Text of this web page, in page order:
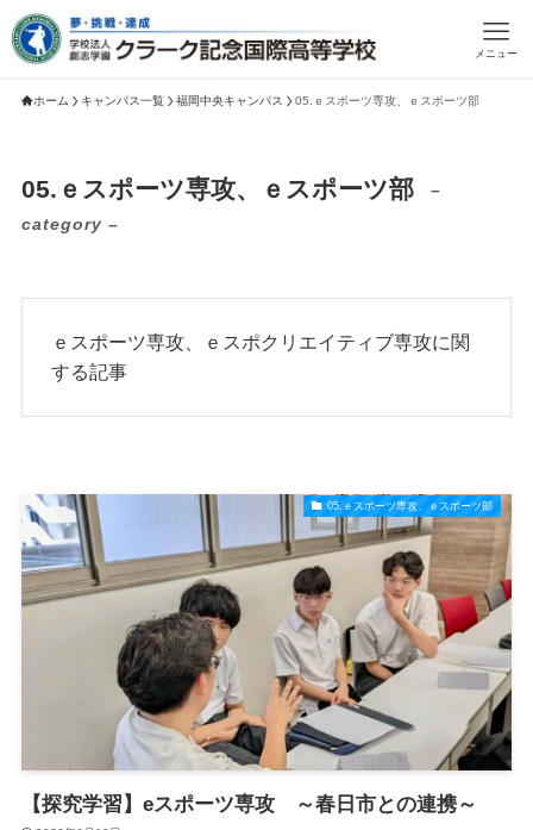
メニュー
ホーム キャンパス一覧 福岡中央キャンパス 05.ｅスポーツ専攻、ｅスポーツ部
05.ｅスポーツ専攻、ｅスポーツ部
–
category –
ｅスポーツ専攻、ｅスポクリエイティブ専攻に関
する記事
05.ｅスポーツ専攻、ｅスポーツ部
【探究学習】eスポーツ専攻 ～春日市との連携～